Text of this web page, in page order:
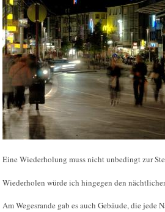
Eine Wiederholung muss nicht unbedingt zur
Wiederholen würde ich hingegen den
Am Wegesrande gab es auch Gebäude, die jede